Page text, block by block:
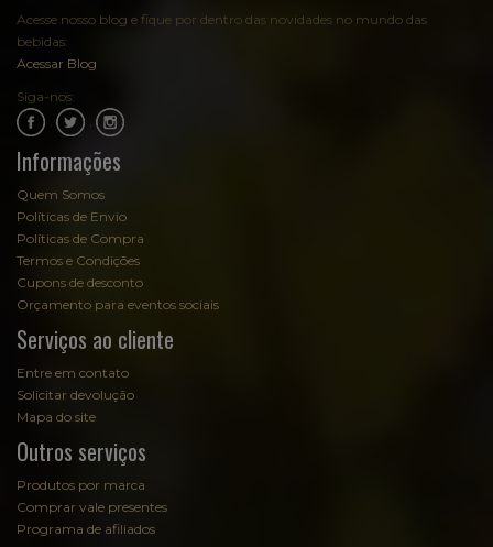
Acesse nosso blog e fique por dentro das novidades no mundo das
bebidas:
Acessar Blog
Siga-nos:
Informações
Quem Somos
Políticas de Envio
Políticas de Compra
Termos e Condições
Cupons de desconto
Orçamento para eventos sociais
Serviços ao cliente
Entre em contato
Solicitar devolução
Mapa do site
Outros serviços
Produtos por marca
Comprar vale presentes
Programa de afiliados